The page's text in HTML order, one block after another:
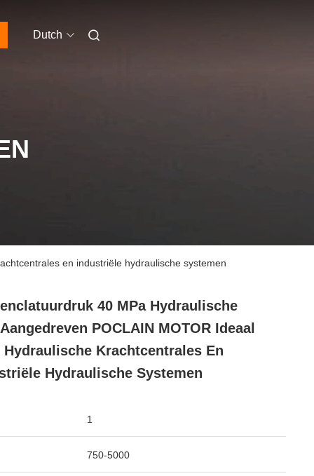
Dutch
en industriële hydraulische systemen
40 MPa Hydraulische
POCLAIN MOTOR Ideaal
Hydraulische Krachtcentrales En
Hydraulische Systemen
1
750-5000